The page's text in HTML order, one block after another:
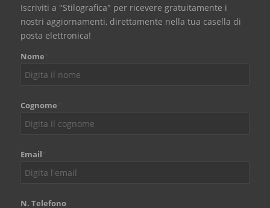
Iscriviti a "Stilografica" per ricevere gratuitamente i
nostri aggiornamenti, direttamente nella tua casella di
posta elettronica!
Nome
Cognome
Email
N. Telefono